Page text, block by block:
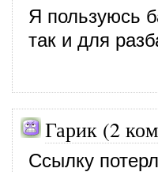
Я пользуюсь
так и для
Гарик (2
Ссылку